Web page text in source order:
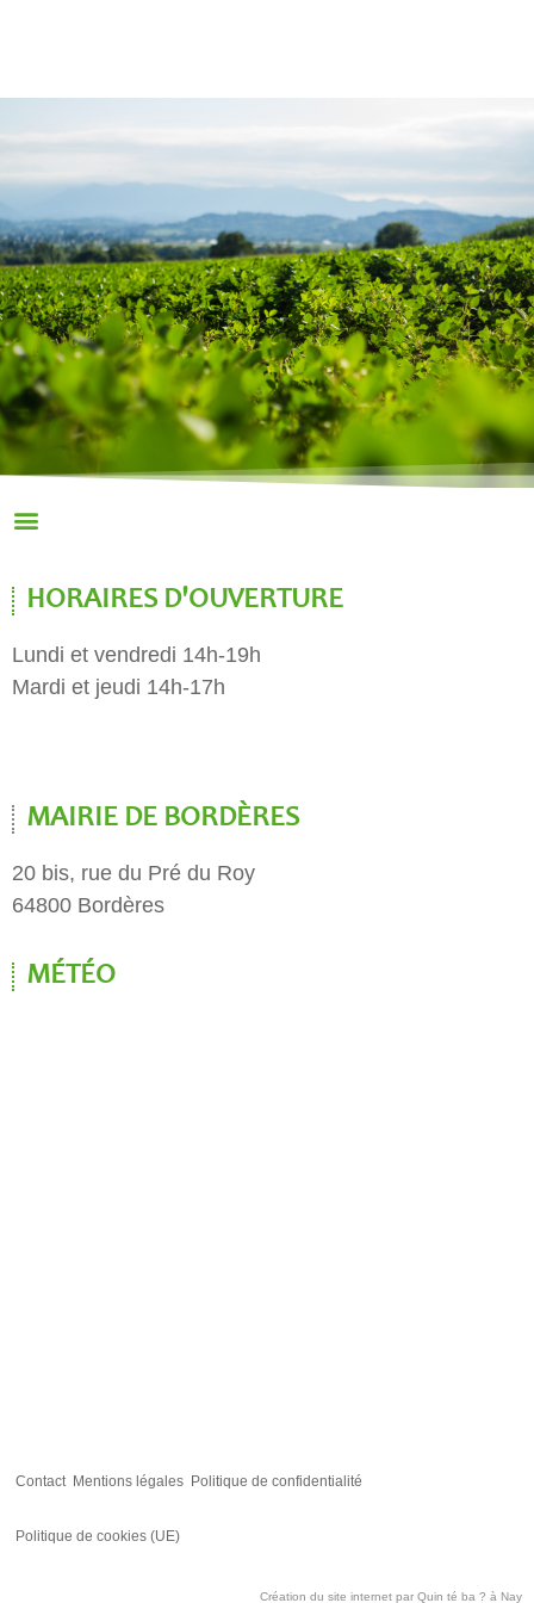
HORAIRES D'OUVERTURE
Lundi et vendredi 14h-19h
Mardi et jeudi 14h-17h
MAIRIE DE BORDÈRES
20 bis, rue du Pré du Roy
64800 Bordères
MÉTÉO
Contact Mentions légales Politique de confidentialité
Politique de cookies (UE)
Création du site internet par Quin té ba ? à Nay